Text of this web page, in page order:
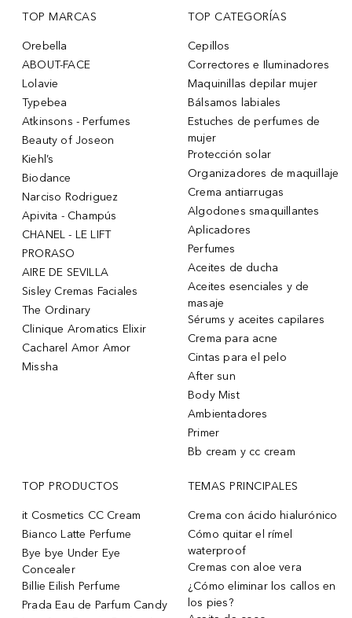
TOP MARCAS
Orebella
ABOUT-FACE
Lolavie
Typebea
Atkinsons - Perfumes
Beauty of Joseon
Kiehl’s
Biodance
Narciso Rodriguez
Apivita - Champús
CHANEL - LE LIFT
PRORASO
AIRE DE SEVILLA
Sisley Cremas Faciales
The Ordinary
Clinique Aromatics Elixir
Cacharel Amor Amor
Missha
TOP CATEGORÍAS
Cepillos
Correctores e Iluminadores
Maquinillas depilar mujer
Bálsamos labiales
Estuches de perfumes de
mujer
Protección solar
Organizadores de maquillaje
Crema antiarrugas
Algodones smaquillantes
Aplicadores
Perfumes
Aceites de ducha
Aceites esenciales y de
masaje
Sérums y aceites capilares
Crema para acne
Cintas para el pelo
After sun
Body Mist
Ambientadores
Primer
Bb cream y cc cream
TOP PRODUCTOS
it Cosmetics CC Cream
Bianco Latte Perfume
Bye bye Under Eye
Concealer
Billie Eilish Perfume
Prada Eau de Parfum Candy
TEMAS PRINCIPALES
Crema con ácido hialurónico
Cómo quitar el rímel
waterproof
Cremas con aloe vera
¿Cómo eliminar los callos en
los pies?